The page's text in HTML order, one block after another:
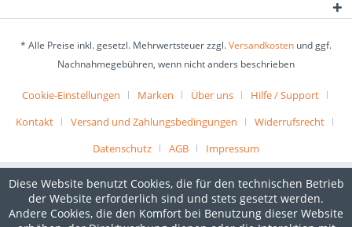
* Alle Preise inkl. gesetzl. Mehrwertsteuer zzgl.Versandkosten und ggf.
Nachnahmegebühren, wenn nicht anders beschrieben
Cookie-Einstellungen Marken Über uns
Hilfe / Support
Kontakt
Versand und Zahlungsbedingungen
Widerrufsrecht
Datenschutz
AGB Impressum
Diese Website benutzt Cookies, die für den technischen Betrieb
der Website erforderlich sind und stets gesetzt werden.
Andere Cookies, die den Komfort bei Benutzung dieser Website